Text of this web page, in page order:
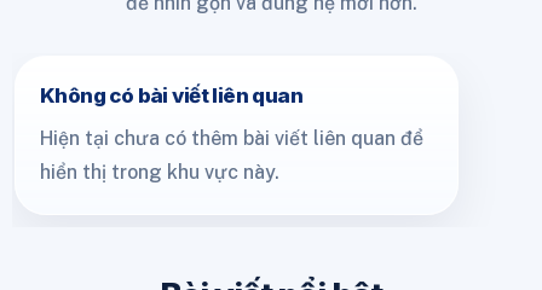
Không có bài viết liên quan
Hiện tại chưa có thêm bài viết liên quan để
hiển thị trong khu vực này.